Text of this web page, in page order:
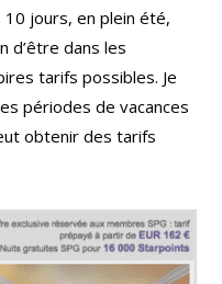
10 jours, en plein été,
d’être dans les
tarifs possibles. Je
périodes de vacances
obtenir des tarifs